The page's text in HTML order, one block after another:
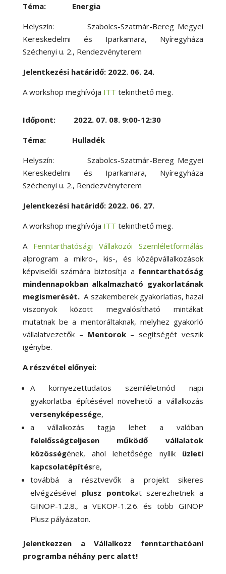
Téma: Energia
Helyszín: Szabolcs-Szatmár-Bereg Megyei
Kereskedelmi és Iparkamara, Nyíregyháza
Széchenyi u. 2., Rendezvényterem
Jelentkezési határidő: 2022. 06. 24.
A workshop meghívója ITT tekinthető meg.
Időpont: 2022. 07. 08. 9:00-12:30
Téma: Hulladék
Helyszín: Szabolcs-Szatmár-Bereg Megyei
Kereskedelmi és Iparkamara, Nyíregyháza
Széchenyi u. 2., Rendezvényterem
Jelentkezési határidő: 2022. 06. 27.
A workshop meghívója ITT tekinthető meg.
A Fenntarthatósági Vállakozói Szemléletformálás
alprogram a mikro-, kis-, és középvállalkozások
képviselői számára biztosítja a fenntarthatóság
mindennapokban alkalmazható gyakorlatának
megismerését. A szakemberek gyakorlatias, hazai
viszonyok között megvalósítható mintákat
mutatnak be a mentoráltaknak, melyhez gyakorló
vállalatvezetők – Mentorok– segítségét veszik
igénybe.
A részvétel előnyei:
A környezettudatos szemléletmód napi
gyakorlatba építésével növelhető a vállalkozás
versenyképessége,
a vállalkozás tagja lehet a valóban
felelősségteljesen működő vállalatok
közösségének, ahol lehetősége nyílik üzleti
kapcsolatépítésre,
továbbá a résztvevők a projekt sikeres
elvégzésével plusz pontokat szerezhetnek a
GINOP-1.2.8., a VEKOP-1.2.6. és több GINOP
Plusz pályázaton.
Jelentkezzen a Vállalkozz fenntarthatóan!
programba néhány perc alatt!